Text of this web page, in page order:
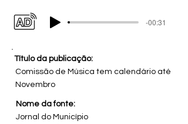
-00:31
Título da publicação:
Comissão de Música tem calendário até
Novembro
Nome da fonte:
Jornal do Município